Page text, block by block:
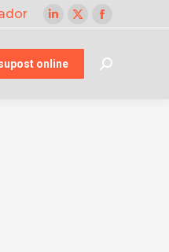
Linkedin
opens
X
opens
Facebook
opens
online Search: